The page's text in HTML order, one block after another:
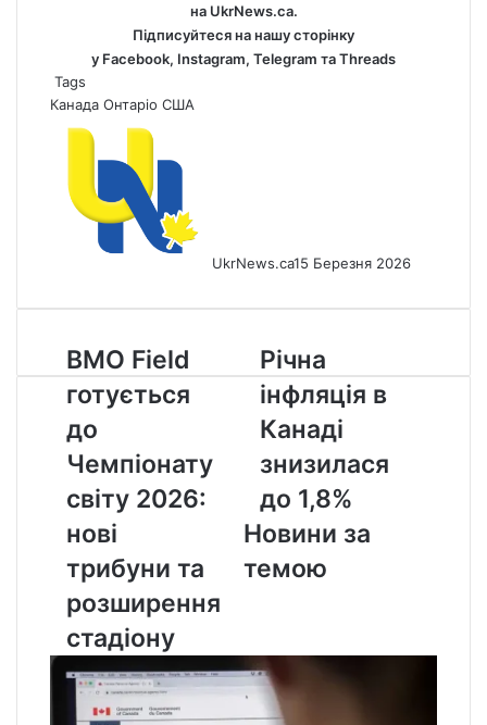
на UkrNews.ca.
Підписуйтеся на нашу сторінку
у Facebook, Instagram, Telegram таThreads
Tags
Канада Онтаріо США
UkrNews.ca15 Березня 2026
BMO
Field
готується
до
Чемпіонату
світу
2026:
нові
трибуни
розширення
стадіону
BMO Field
готується
до
Чемпіонату
світу 2026:
нові
трибуни та
розширення
стадіону
Річна
інфляція
Канаді
знизилася
до
Річна
інфляція в
Канаді
знизилася
до 1,8%
Новини за
темою